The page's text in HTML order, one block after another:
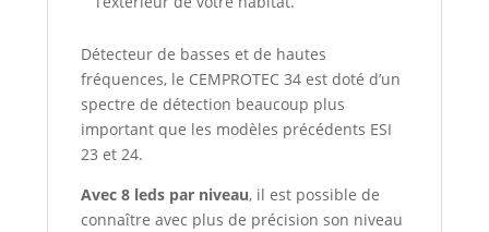
Détecteur de basses et de hautes
fréquences, le CEMPROTEC 34 est doté d’un
spectre de détection beaucoup plus
important que les modèles précédents ESI
23 et 24.
Avec 8 leds par niveau, il est possible de
connaître avec plus de précision son niveau